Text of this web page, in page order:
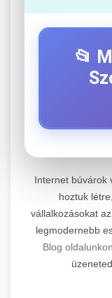
📂
minden
📊
Átfogó
beleértve a
Internet búvárok
hoztuk
vállalkozásokat
legmodernebb
Blog oldalunkon